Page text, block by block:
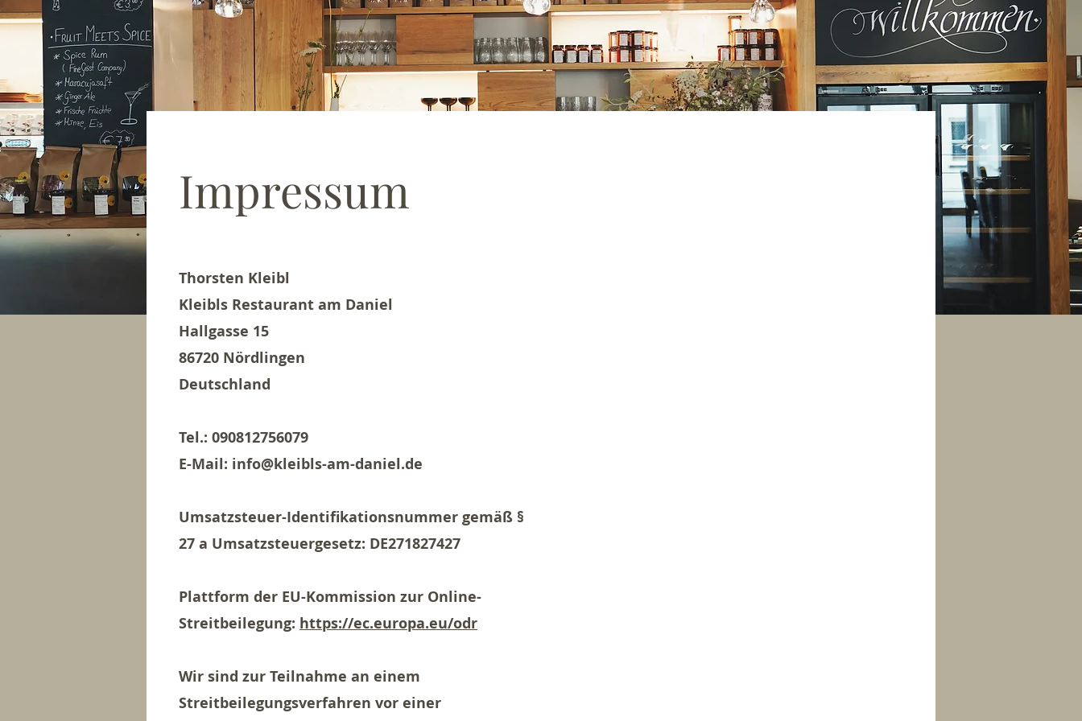
Impressum
Thorsten Kleibl
Kleibls Restaurant am Daniel
Hallgasse 15
86720 Nördlingen
Deutschland
Tel.: 090812756079
E-Mail: info@kleibls-am-daniel.de
Umsatzsteuer-Identifikationsnummer gemäß §
27 a Umsatzsteuergesetz: DE271827427
Plattform der EU-Kommission zur Online-
Streitbeilegung: https://ec.europa.eu/odr
Wir sind zur Teilnahme an einem
Streitbeilegungsverfahren vor einer